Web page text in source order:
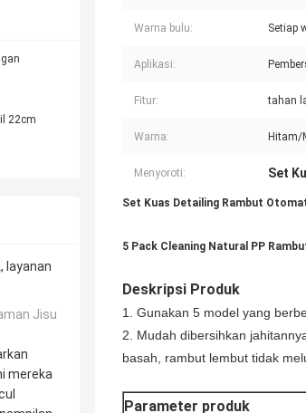
22cm
layanan
Jisu
mereka
Warna bulu: Setiap
Aplikasi:
Fitur: tahan
Warna: Hitam/
Menyoroti: Set
Set Kuas Detailing Rambut
5 Pack Cleaning Natural PP
Deskripsi Produk
1. Gunakan 5 model yang
2. Mudah dibersihkan
basah, rambut lembut tidak
Parameter produk